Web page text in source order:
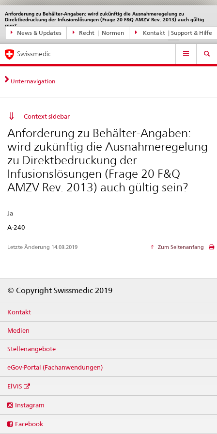
Direktnavigation
News,
Rechtsgrundlagen,
Kontakt
News & Updates Recht | Normen Kontakt | Support & Hilfe
Anforderung zu Behälter-Angaben: wird zukünftig die Ausnahmeregelung zu
Direktbedruckung der Infusionslösungen (Frage 20 F&Q AMZV Rev. 2013) auch gültig
sein?
Sprachwahl
DE FRdisabled
IT EN
Service
navigation
Hauptnavigation
Swissmedic
Unternavigation
Context sidebar
Anforderung zu Behälter-Angaben:
wird zukünftig die Ausnahmeregelung
zu Direktbedruckung der
Infusionslösungen (Frage 20 F&Q
AMZV Rev. 2013) auch gültig sein?
Ja
A-240
Letzte Änderung 14.03.2019 Zum Seitenanfang
© Copyright Swissmedic 2019
Kontakt
Medien
Stellenangebote
eGov-Portal (Fachanwendungen)
ElViS
media
Instagram
Facebook